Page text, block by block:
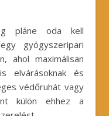
pláne oda kell
gyógyszeripari
ahol maximálisan
elvárásoknak és
védőruhát vagy
külön ehhez a